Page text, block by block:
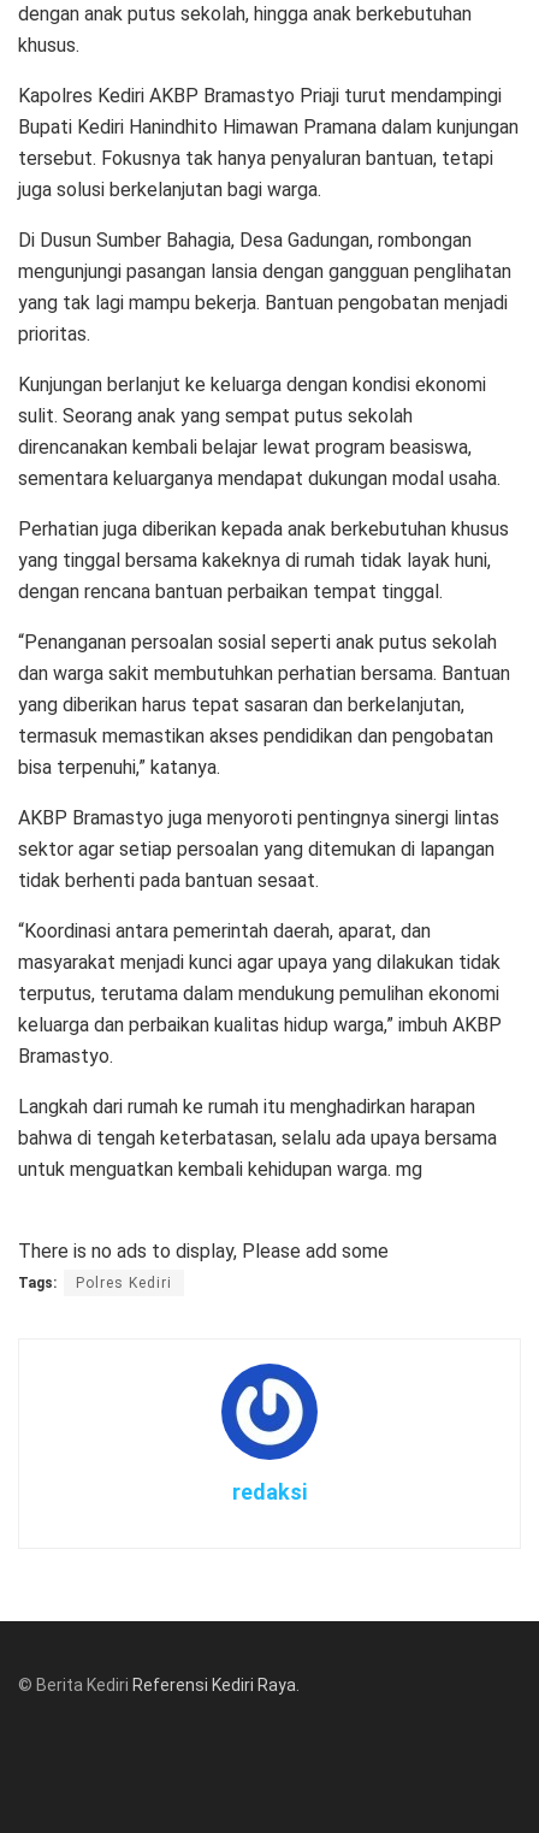
dengan anak putus sekolah, hingga anak berkebutuhan
khusus.
Kapolres Kediri AKBP Bramastyo Priaji turut mendampingi
Bupati Kediri Hanindhito Himawan Pramana dalam kunjungan
tersebut. Fokusnya tak hanya penyaluran bantuan, tetapi
juga solusi berkelanjutan bagi warga.
Di Dusun Sumber Bahagia, Desa Gadungan, rombongan
mengunjungi pasangan lansia dengan gangguan penglihatan
yang tak lagi mampu bekerja. Bantuan pengobatan menjadi
prioritas.
Kunjungan berlanjut ke keluarga dengan kondisi ekonomi
sulit. Seorang anak yang sempat putus sekolah
direncanakan kembali belajar lewat program beasiswa,
sementara keluarganya mendapat dukungan modal usaha.
Perhatian juga diberikan kepada anak berkebutuhan khusus
yang tinggal bersama kakeknya di rumah tidak layak huni,
dengan rencana bantuan perbaikan tempat tinggal.
“Penanganan persoalan sosial seperti anak putus sekolah
dan warga sakit membutuhkan perhatian bersama. Bantuan
yang diberikan harus tepat sasaran dan berkelanjutan,
termasuk memastikan akses pendidikan dan pengobatan
bisa terpenuhi,” katanya.
AKBP Bramastyo juga menyoroti pentingnya sinergi lintas
sektor agar setiap persoalan yang ditemukan di lapangan
tidak berhenti pada bantuan sesaat.
“Koordinasi antara pemerintah daerah, aparat, dan
masyarakat menjadi kunci agar upaya yang dilakukan tidak
terputus, terutama dalam mendukung pemulihan ekonomi
keluarga dan perbaikan kualitas hidup warga,” imbuh AKBP
Bramastyo.
Langkah dari rumah ke rumah itu menghadirkan harapan
bahwa di tengah keterbatasan, selalu ada upaya bersama
untuk menguatkan kembali kehidupan warga. mg
There is no ads to display, Please add some
Tags: Polres Kediri
redaksi
© Berita Kediri Referensi Kediri Raya